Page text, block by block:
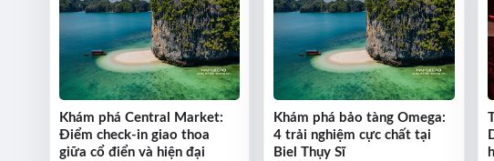
Khám phá Central Market:
Điểm check-in giao thoa
giữa cổ điển và hiện đại
Khám phá bảo tàng Omega:
4 trải nghiệm cực chất tại
Biel Thụy Sĩ